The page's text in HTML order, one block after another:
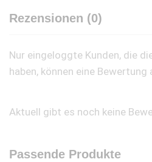
Rezensionen (0)
Nur eingeloggte Kunden, die
haben, können eine Bewertung
Aktuell gibt es noch keine
Passende Produkte